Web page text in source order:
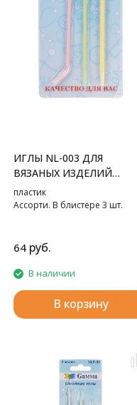
ИГЛЫ NL-003 ДЛЯ
ВЯЗАНЫХ ИЗДЕЛИЙ
GAMMA
пластик
Ассорти. В блистере 3 шт.
64 руб.
В наличии
В корзину